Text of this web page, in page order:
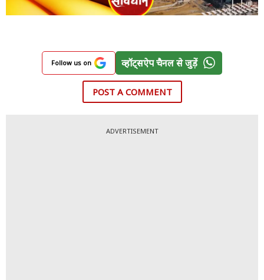
Follow us on व्हॉट्सऐप चैनल से जुड़ें
POST A COMMENT
ADVERTISEMENT